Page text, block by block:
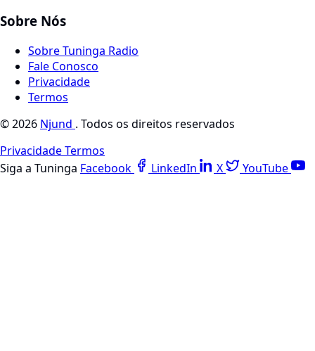
Sobre Nós
Sobre Tuninga Radio
Fale Conosco
Privacidade
Termos
© 2026 Njund . Todos os direitos reservados
PrivacidadeTermos
Siga a Tuninga Facebook LinkedIn X YouTube